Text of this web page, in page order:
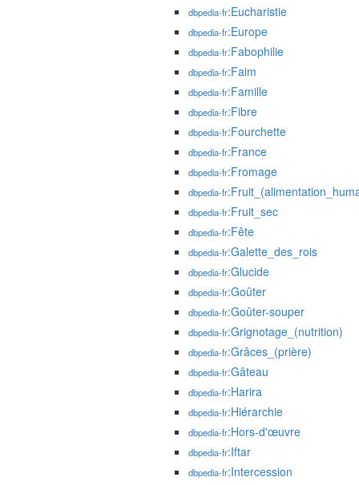
dbpedia-fr:Eucharistie
dbpedia-fr:Europe
dbpedia-fr:Fabophilie
dbpedia-fr:Faim
dbpedia-fr:Famille
dbpedia-fr:Fibre
dbpedia-fr:Fourchette
dbpedia-fr:France
dbpedia-fr:Fromage
dbpedia-fr
dbpedia-fr:Fruit_sec
dbpedia-fr:Fête
dbpedia-fr:Galette_des_rois
dbpedia-fr:Glucide
dbpedia-fr:Goûter
dbpedia-fr:Goûter-souper
dbpedia-fr:Grignotage_(nutrition)
dbpedia-fr:Grâces_(prière)
dbpedia-fr:Gâteau
dbpedia-fr:Harira
dbpedia-fr:Hiérarchie
dbpedia-fr:Hors-d'œuvre
dbpedia-fr:Iftar
dbpedia-fr:Intercession